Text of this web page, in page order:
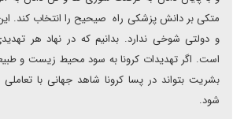
متکی بر دانش پزشکی راه صیحیح را انتخاب کند.
و دولتی شوخی ندارد. بدانیم که در نهاد هر
است. اگر تهدیدات کرونا به سود محیط زیست و
بشریت بتواند در پسا کرونا شاهد جهانی با
شود.